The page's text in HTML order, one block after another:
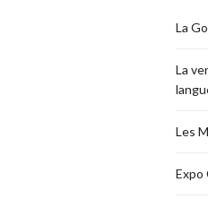
La
La
Les
Expo